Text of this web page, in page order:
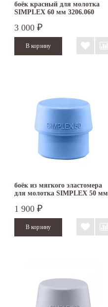
боёк красный для молотка
SIMPLEX 60 мм 3206.060
3 000 ₽
боёк из мягкого эластомера
для молотка SIMPLEX 50 мм
1 900 ₽